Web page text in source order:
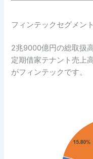
フィンテックセグメント
2兆9000億円の総取扱
定期借家テナント売上
がフィンテックです。